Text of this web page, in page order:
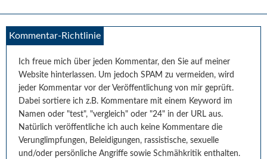
Leser-
Kommentar-Richtlinie
Ich freue mich über jeden Kommentar, den Sie auf meiner
Website hinterlassen. Um jedoch SPAM zu vermeiden, wird
jeder Kommentar vor der Veröffentlichung von mir geprüft.
Dabei sortiere ich z.B. Kommentare mit einem Keyword im
Namen oder "test", "vergleich" oder "24" in der URL aus.
Natürlich veröffentliche ich auch keine Kommentare die
Verunglimpfungen, Beleidigungen, rassistische, sexuelle
und/oder persönliche Angriffe sowie Schmähkritik enthalten.